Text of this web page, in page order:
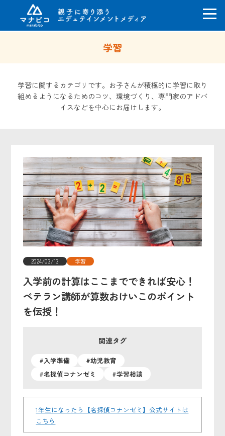
学習
学習に関するカテゴリです。お子さんが積極的に学習に取り
組めるようになるためのコツ、環境づくり、専門家のアドバ
イスなどを中心にお届けします。
2024/03/13 学習
入学前の計算はここまでできれば安心！
ベテラン講師が算数おけいこのポイント
を伝授！
関連タグ
#入学準備
#幼児教育
#名探偵コナンゼミ
#学習相談
1年生になったら【名探偵コナンゼミ】公式サイトは
こちら